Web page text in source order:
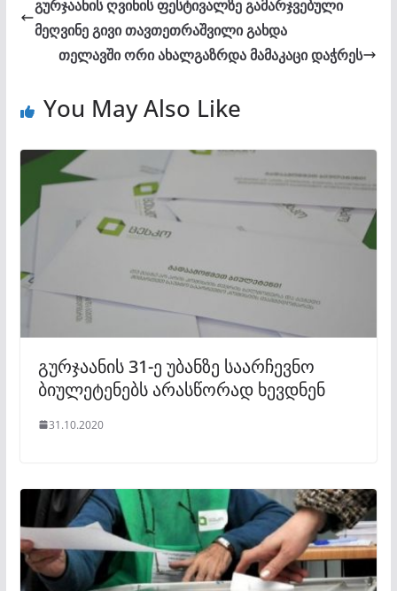
გურჯაანის ღვინის ფესტივალზე გამარჯვებული
მეღვინე გივი თავთეთრაშვილი გახდა
თელავში ორი ახალგაზრდა მამაკაცი დაჭრეს
You May Also Like
გურჯაანის 31-ე უბანზე საარჩევნო
ბიულეტენებს არასწორად ხევდნენ
31.10.2020